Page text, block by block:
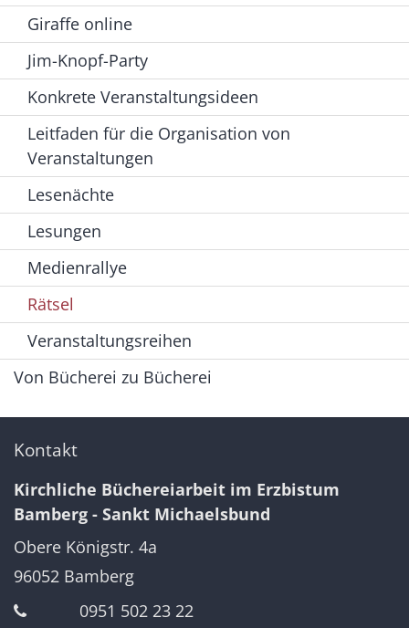
Giraffe online
Jim-Knopf-Party
Konkrete Veranstaltungsideen
Leitfaden für die Organisation von
Veranstaltungen
Lesenächte
Lesungen
Medienrallye
Rätsel
Veranstaltungsreihen
Von Bücherei zu Bücherei
Kontakt
Kirchliche Büchereiarbeit im Erzbistum
Bamberg - Sankt Michaelsbund
Obere Königstr. 4a
96052 Bamberg
0951 502 23 22